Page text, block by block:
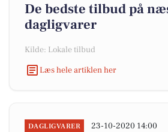
De bedste tilbud på
dagligvarer
Kilde: Lokale tilbud
Læs hele artiklen her
DAGLIGVARER 23-10-2020 14:00